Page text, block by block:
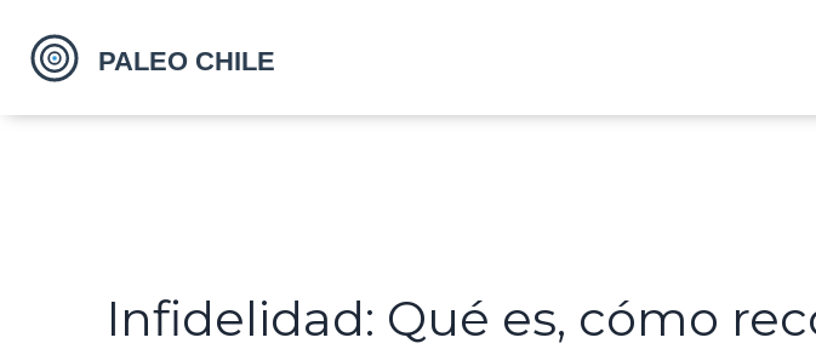
Infidelidad: Qué es, cómo